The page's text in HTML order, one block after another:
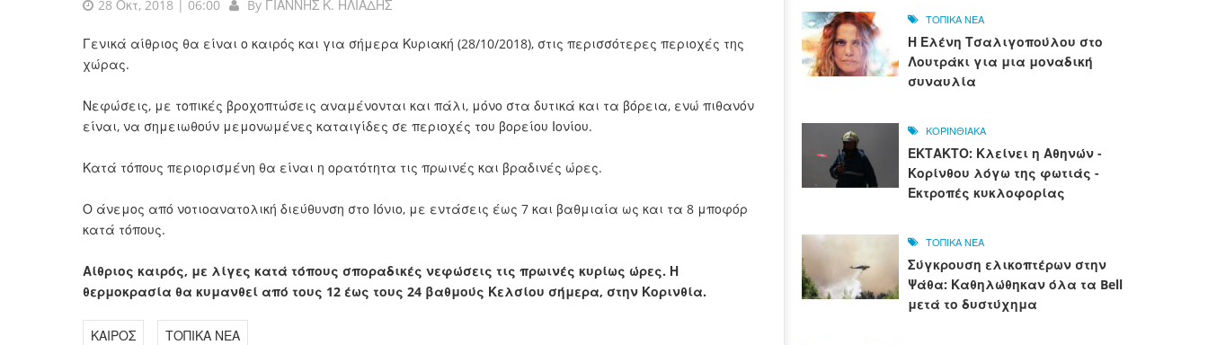
28 Οκτ, 2018 | 06:00 By ΓΙΑΝΝΗΣ Κ. ΗΛΙΑΔΗΣ
Γενικά αίθριος θα είναι ο καιρός και για σήμερα Κυριακή (28/10/2018), στις περισσότερες περιοχές της
χώρας.
Νεφώσεις, με τοπικές βροχοπτώσεις αναμένονται και πάλι, μόνο στα δυτικά και τα βόρεια, ενώ πιθανόν
είναι, να σημειωθούν μεμονωμένες καταιγίδες σε περιοχές του βορείου Ιονίου.
Κατά τόπους περιορισμένη θα είναι η ορατότητα τις πρωινές και βραδινές ώρες.
Ο άνεμος από νοτιοανατολική διεύθυνση στο Ιόνιο, με εντάσεις έως 7 και βαθμιαία ως και τα 8 μποφόρ
κατά τόπους.
Αίθριος καιρός, με λίγες κατά τόπους σποραδικές νεφώσεις τις πρωινές κυρίως ώρες. Η
θερμοκρασία θα κυμανθεί από τους 12 έως τους 24 βαθμούς Κελσίου σήμερα, στην Κορινθία.
ΚΑΙΡΟΣ ΤΟΠΙΚΑ ΝΕΑ
ΤΟΠΙΚΑ ΝΕΑ
Η Ελένη Τσαλιγοπούλου στο
Λουτράκι για μια μοναδική
συναυλία
ΚΟΡΙΝΘΙΑΚΑ
ΕΚΤΑΚΤΟ: Κλείνει η Αθηνών -
Κορίνθου λόγω της φωτιάς -
Εκτροπές κυκλοφορίας
ΤΟΠΙΚΑ ΝΕΑ
Σύγκρουση ελικοπτέρων στην
Ψάθα: Καθηλώθηκαν όλα τα Bell
μετά το δυστύχημα